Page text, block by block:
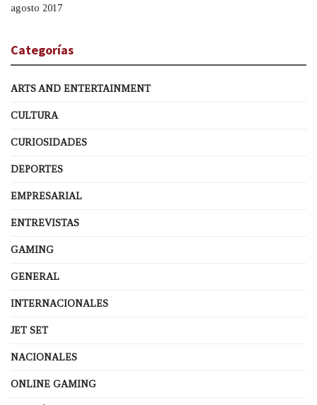
agosto 2017
Categorías
ARTS AND ENTERTAINMENT
CULTURA
CURIOSIDADES
DEPORTES
EMPRESARIAL
ENTREVISTAS
GAMING
GENERAL
INTERNACIONALES
JET SET
NACIONALES
ONLINE GAMING